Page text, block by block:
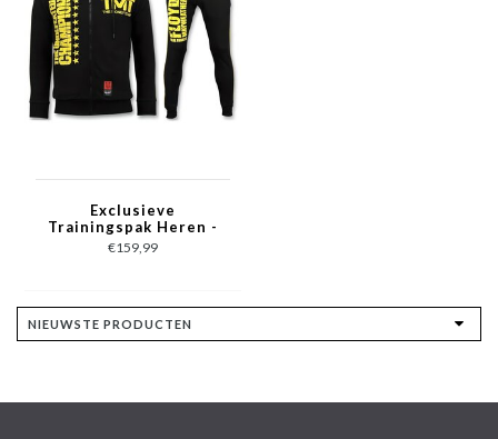
Exclusieve
Trainingspak Heren -
TMT Floyd
Mayweather Set -
€159,99